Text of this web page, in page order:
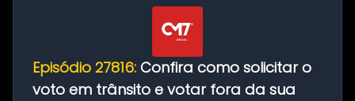
Episódio 27816: Confira como solicitar o
voto em trânsito e votar fora da sua